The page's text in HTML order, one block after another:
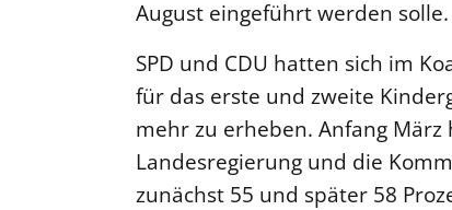
August eingeführt werden solle.
SPD und CDU hatten sich im
für das erste und zweite
mehr zu erheben. Anfang
Landesregierung und die
zunächst 55 und später 58